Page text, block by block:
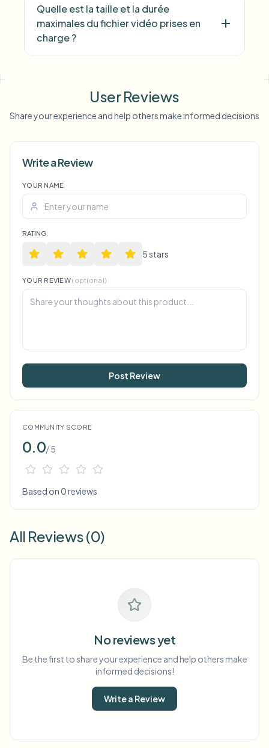
Quelle est la taille et la durée
maximales du fichier vidéo prises en
charge ?
Voice Anon
User Reviews
Share your experience and help others make informed decisions
Write a Review
YOUR NAME
RATING
5stars
YOUR REVIEW(optional)
Post Review
COMMUNITY SCORE
0.0/ 5
Based on 0 reviews
All Reviews (0)
No reviews yet
Be the first to share your experience and help others make
informed decisions!
Write a Review